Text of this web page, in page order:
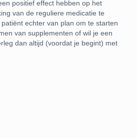
positief effect hebben op het
van de reguliere medicatie te
echter van plan om te starten
van supplementen of wil je een
dan altijd (voordat je begint) met